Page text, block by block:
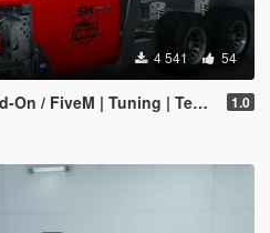
4 541 54
/ FiveM | Tuning | Template] 1.0